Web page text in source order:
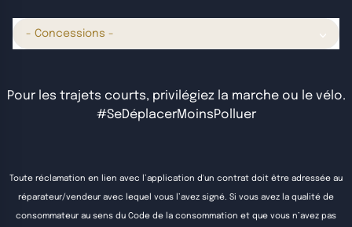
- Concessions -
Pour les trajets courts, privilégiez la marche ou le vélo.
#SeDéplacerMoinsPolluer
Toute réclamation en lien avec l’application d'un contrat doit être adressée au
réparateur/vendeur avec lequel vous l’avez signé. Si vous avez la qualité de
consommateur au sens du Code de la consommation et que vous n’avez pas